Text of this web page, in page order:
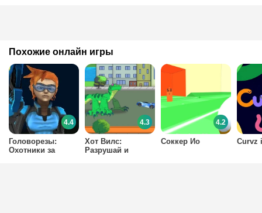
Похожие онлайн игры
Головорезы:
Охотники за
4.4
Хот Вилс:
Разрушай и
4.3
Соккер Ио
4.2
Curvz